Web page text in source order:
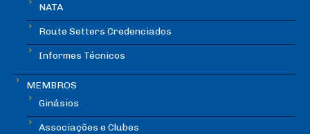
NATA
Route Setters Credenciados
Informes Técnicos
MEMBROS
Ginásios
Associações e Clubes